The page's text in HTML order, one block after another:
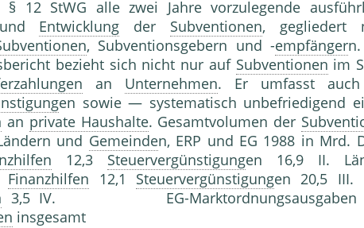
12 StWG alle zwei Jahre vorzulegende
Entwicklung der Subventionen, gegliedert
, Subventionsgebern und -empfänger
bezieht sich nicht nur auf Subventionen im
an Unternehmen. Er umfasst
en sowie — systematisch unbefriedigend
an private Haushalte. Gesamtvolumen der
und Gemeinden, ERP und EG 1988 in Mrd.
12,3 Steuervergünstigungen 16,9 II.
Finanzhilfen 12,1 Steuervergünstigungen 20,5 III.
3,5 IV. EG-Marktordnungsausgaben
insgesamt